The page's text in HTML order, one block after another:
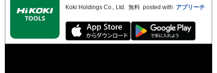
Koki Holdings Co., Ltd. 無料 posted with アプリーチ